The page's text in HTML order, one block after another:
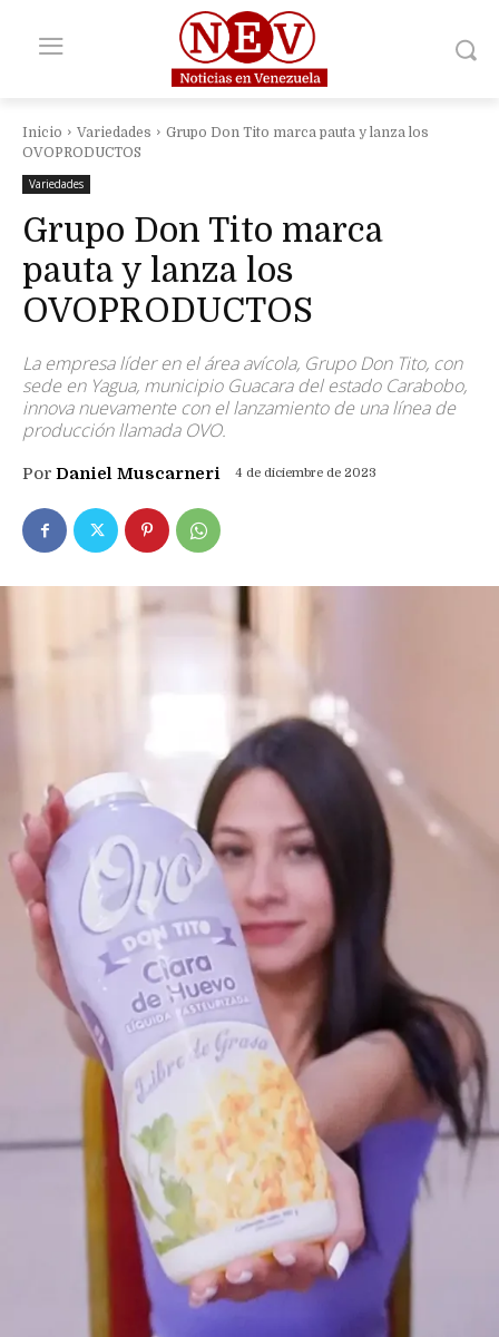
Inicio Variedades
Grupo Don Tito marca pauta y lanza los
OVOPRODUCTOS
Variedades
Grupo Don Tito marca
pauta y lanza los
OVOPRODUCTOS
La empresa líder en el área avícola, Grupo Don Tito, con
sede en Yagua, municipio Guacara del estado Carabobo,
innova nuevamente con el lanzamiento de una línea de
producción llamada OVO.
Por Daniel Muscarneri 4 de diciembre de 2023